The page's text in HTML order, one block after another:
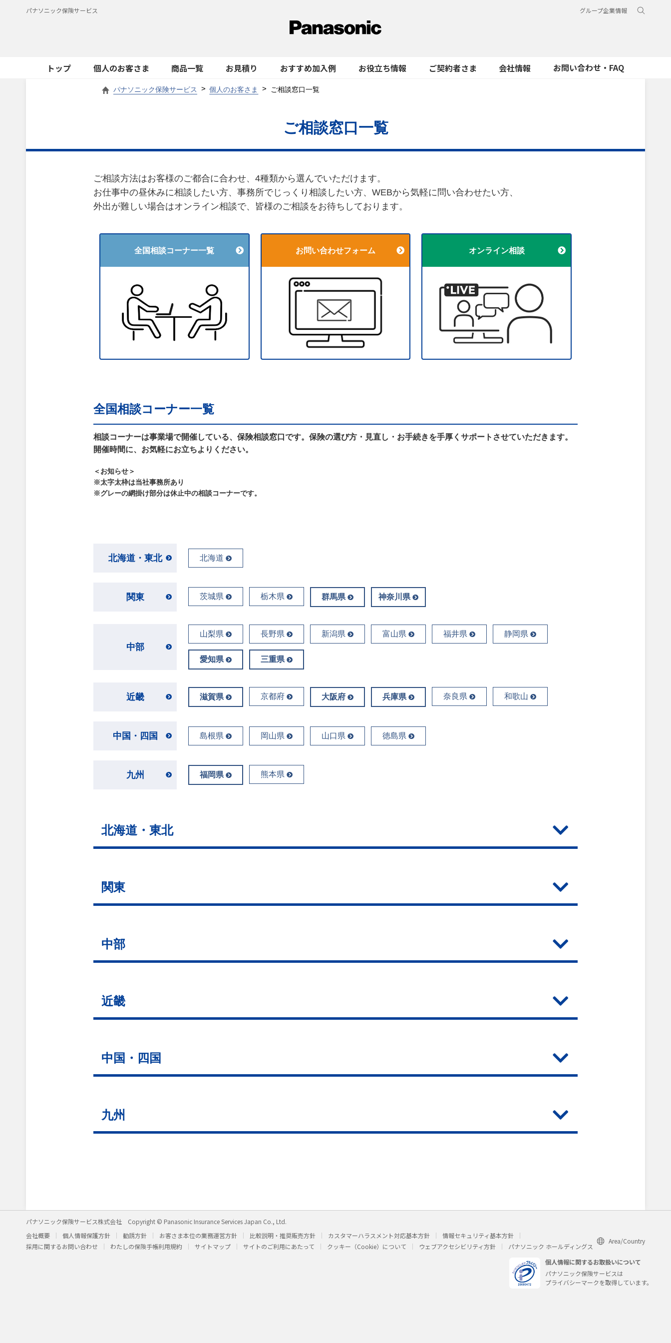
パナソニック保険サービス グループ企業情報
トップ 個人のお客さま 商品一覧 お見積り おすすめ加入例 お役立ち情報 ご契約者さま 会社情報 お問い合わせ・FAQ
パナソニック保険サービス 個人のお客さま ご相談窓口一覧
ご相談窓口一覧
ご相談方法はお客様のご都合に合わせ、4種類から選んでいただけます。
お仕事中の昼休みに相談したい方、事務所でじっくり相談したい方、WEBから気軽に問い合わせたい方、
外出が難しい場合はオンライン相談で、皆様のご相談をお待ちしております。
全国相談コーナー一覧 お問い合わせフォーム オンライン相談
全国相談コーナー一覧
相談コーナーは事業場で開催している、保険相談窓口です。保険の選び方・見直し・お手続きを手厚くサポートさせていただきます。
開催時間に、お気軽にお立ちよりください。
＜お知らせ＞
※太字太枠は当社事務所あり
※グレーの網掛け部分は休止中の相談コーナーです。
北海道・東北 北海道
関東 茨城県 栃木県 群馬県 神奈川県
中部
山梨県 長野県 新潟県 富山県 福井県 静岡県
愛知県 三重県
近畿 滋賀県 京都府 大阪府 兵庫県 奈良県 和歌山
中国・四国 島根県 岡山県 山口県 徳島県
九州 福岡県 熊本県
北海道・東北
関東
中部
近畿
中国・四国
九州
パナソニック保険サービス株式会社
Copyright © Panasonic Insurance Services Japan Co., Ltd.
会社概要
個人情報保護方針 勧誘方針 お客さま本位の業務運営方針 比較説明・推奨販売方針 カスタマーハラスメント対応基本方針
情報セキュリティ基本方針
採用に関するお問い合わせ
わたしの保険手帳利用規約 サイトマップ サイトのご利用にあたって クッキー（Cookie）について ウェブアクセシビリティ方針 パナソニック ホールディングス
Area/Country
個人情報に関するお取扱いについて
パナソニック保険サービスは
プライバシーマークを取得しています。